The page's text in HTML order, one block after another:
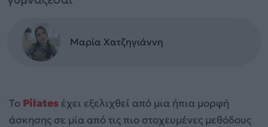
Μαρία Χατζηγιάννη
Το Pilates έχει εξελιχθεί από μια ήπια μορφή
άσκησης σε μία από τις πιο στοχευμένες μεθόδους